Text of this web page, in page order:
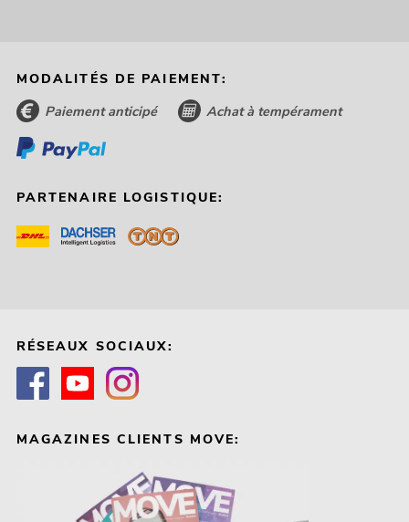
MODALITÉS DE PAIEMENT:
Paiement anticipé Achat à tempérament
PARTENAIRE LOGISTIQUE:
RÉSEAUX SOCIAUX:
MAGAZINES CLIENTS MOVE: